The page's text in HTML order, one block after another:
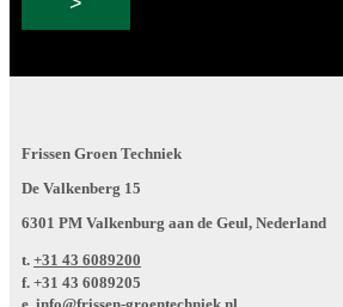
Frissen Groen Techniek
De Valkenberg 15
6301 PM Valkenburg aan de Geul, Nederland
t. +31 43 6089200
f. +31 43 6089205